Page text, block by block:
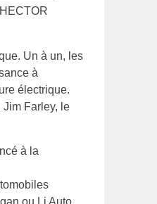
HECTOR
Un à un, les
à
électrique.
Jim Farley, le
à la
ou Li Auto.